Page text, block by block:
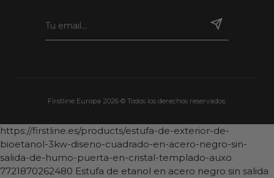
Firstline Europa 2026 © Todos los derechos reservados.
https://firstline.es/products/estufa-de-exterior-de-
bioetanol-3kw-diseno-cuadrado-en-acero-negro-sin-
salida-de-humo-puerta-en-cristal-templado-auxo
7721870262480 Estufa de etanol en acero negro sin salida